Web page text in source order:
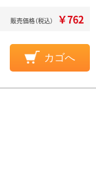
販売価格（税込） ￥762
カゴへ